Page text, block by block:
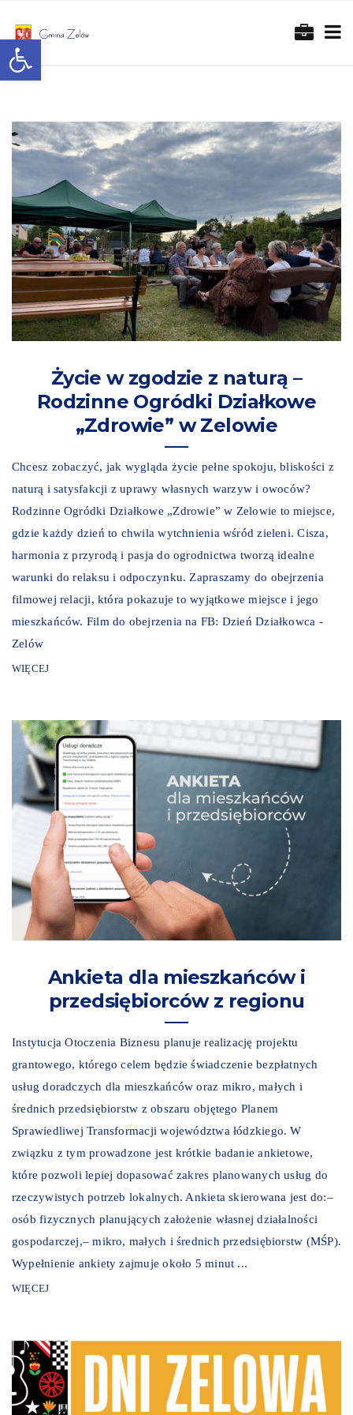
Otwórz pasek narzędzi
Życie w zgodzie z naturą –
Rodzinne Ogródki Działkowe
„Zdrowie” w Zelowie
Chcesz zobaczyć, jak wygląda życie pełne spokoju, bliskości z
naturą i satysfakcji z uprawy własnych warzyw i owoców?
Rodzinne Ogródki Działkowe „Zdrowie” w Zelowie to miejsce,
gdzie każdy dzień to chwila wytchnienia wśród zieleni. Cisza,
harmonia z przyrodą i pasja do ogrodnictwa tworzą idealne
warunki do relaksu i odpoczynku. Zapraszamy do obejrzenia
filmowej relacji, która pokazuje to wyjątkowe miejsce i jego
mieszkańców. Film do obejrzenia na FB: Dzień Działkowca -
Zelów
WIĘCEJ
Ankieta dla mieszkańców i
przedsiębiorców z regionu
Instytucja Otoczenia Biznesu planuje realizację projektu
grantowego, którego celem będzie świadczenie bezpłatnych
usług doradczych dla mieszkańców oraz mikro, małych i
średnich przedsiębiorstw z obszaru objętego Planem
Sprawiedliwej Transformacji województwa łódzkiego. W
związku z tym prowadzone jest krótkie badanie ankietowe,
które pozwoli lepiej dopasować zakres planowanych usług do
rzeczywistych potrzeb lokalnych. Ankieta skierowana jest do:–
osób fizycznych planujących założenie własnej działalności
gospodarczej,– mikro, małych i średnich przedsiębiorstw (MŚP).
Wypełnienie ankiety zajmuje około 5 minut ...
WIĘCEJ